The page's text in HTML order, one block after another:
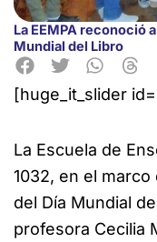
La EEMPA reconoció
Mundial del Libro
[huge_it_slider
La Escuela de
1032, en el
del Día Mundial
profesora Cecilia